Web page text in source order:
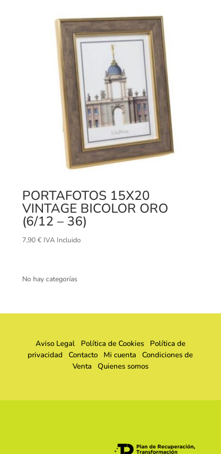
PORTAFOTOS 15X20
VINTAGE BICOLOR ORO
(6/12 – 36)
7,90 € IVA Incluido
No hay categorías
Aviso Legal Política de Cookies
Política de
privacidad
Contacto Mi cuenta
Condiciones de
Venta Quienes somos